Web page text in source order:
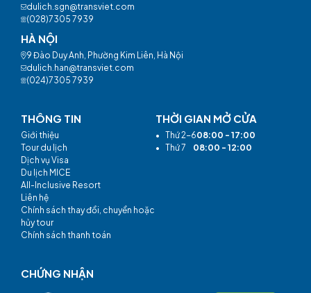
dulich.sgn@transviet.com
(028)7305 7939
HÀ NỘI
9 Đào Duy Anh, Phường Kim Liên, Hà Nội
dulich.han@transviet.com
(024)7305 7939
THÔNG TIN
Giới thiệu
Tour du lịch
Dịch vụ Visa
Du lịch MICE
All-Inclusive Resort
Liên hệ
Chính sách thay đổi, chuyển hoặc
hủy tour
Chính sách thanh toán
THỜI GIAN MỞ CỬA
• Thứ 2-608:00 - 17:00
• Thứ 7 08:00 - 12:00
CHỨNG NHẬN